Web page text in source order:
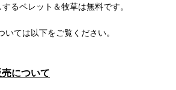
るペレット＆牧草は無料です。
ては以下をご覧ください。
について